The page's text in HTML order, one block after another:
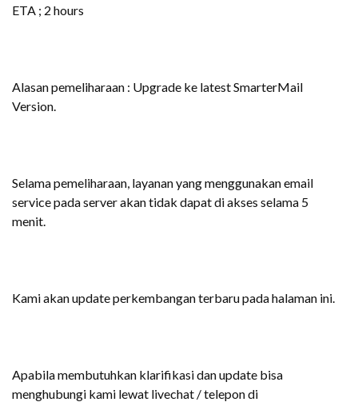
ETA ; 2 hours
Alasan pemeliharaan : Upgrade ke latest SmarterMail
Version.
Selama pemeliharaan, layanan yang menggunakan email
service pada server akan tidak dapat di akses selama 5
menit.
Kami akan update perkembangan terbaru pada halaman ini.
Apabila membutuhkan klarifikasi dan update bisa
menghubungi kami lewat livechat / telepon di